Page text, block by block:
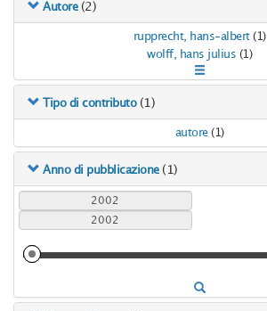
Autore (2)
rupprecht, hans-albert (1)
wolff, hans julius (1)
Tipo di contributo (1)
autore (1)
Anno di pubblicazione (1)